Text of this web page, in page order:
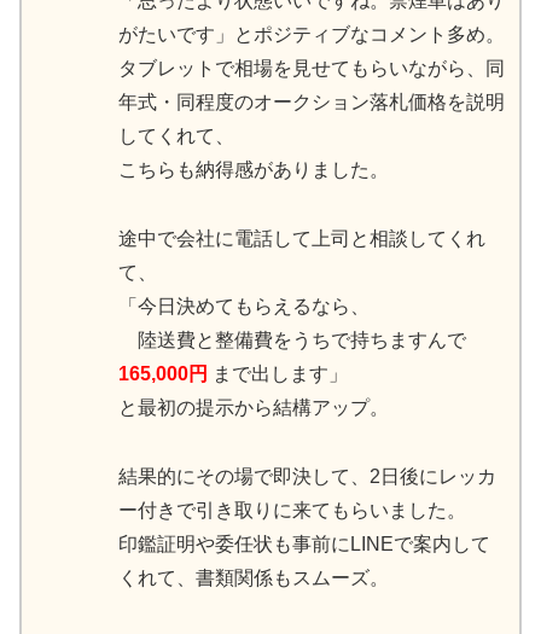
がたいです」とポジティブなコメント多め。
タブレットで相場を見せてもらいながら、同
年式・同程度のオークション落札価格を説明
してくれて、
こちらも納得感がありました。
途中で会社に電話して上司と相談してくれ
て、
「今日決めてもらえるなら、
陸送費と整備費をうちで持ちますんで
165,000円 まで出します」
と最初の提示から結構アップ。
結果的にその場で即決して、2日後にレッカ
ー付きで引き取りに来てもらいました。
印鑑証明や委任状も事前にLINEで案内して
くれて、書類関係もスムーズ。